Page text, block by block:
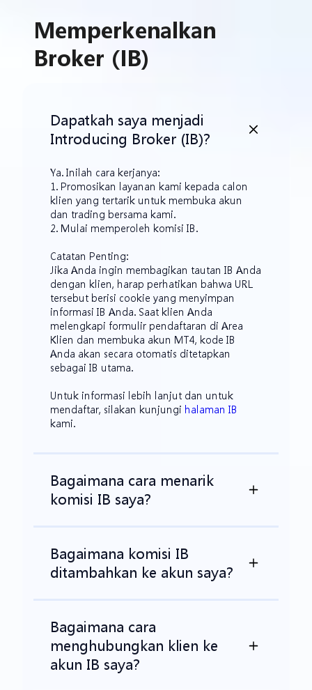
Memperkenalkan
Broker (IB)
Dapatkah saya menjadi
Introducing Broker (IB)?
Ya. Inilah cara kerjanya:
1. Promosikan layanan kami kepada calon
klien yang tertarik untuk membuka akun
dan trading bersama kami.
2. Mulai memperoleh komisi IB.
Catatan Penting:
Jika Anda ingin membagikan tautan IB Anda
dengan klien, harap perhatikan bahwa URL
tersebut berisi cookie yang menyimpan
informasi IB Anda. Saat klien Anda
melengkapi formulir pendaftaran di Area
Klien dan membuka akun MT4, kode IB
Anda akan secara otomatis ditetapkan
sebagai IB utama.
Untuk informasi lebih lanjut dan untuk
mendaftar, silakan kunjungi halaman IB
kami.
Bagaimana cara menarik
komisi IB saya?
Bagaimana komisi IB
ditambahkan ke akun saya?
Bagaimana cara
menghubungkan klien ke
akun IB saya?